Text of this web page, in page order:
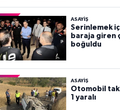
ASAYİŞ
Serinlemek
baraja giren
boğuldu
ASAYİŞ
Otomobil
1 yaralı